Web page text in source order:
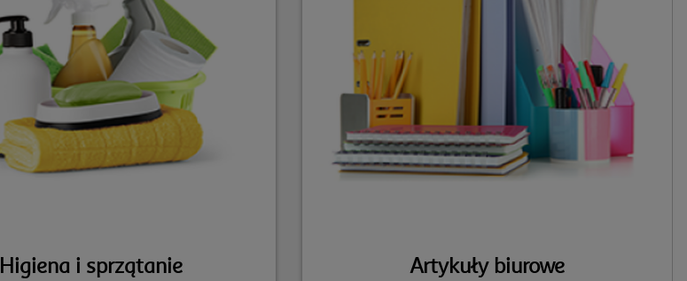
Higiena i sprzątanie Artykuły biurowe